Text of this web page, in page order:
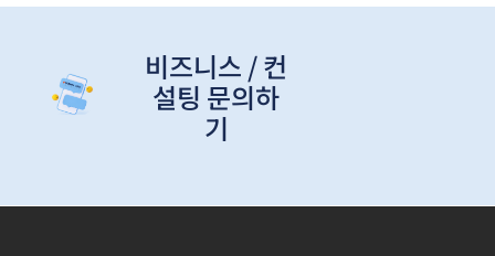
비즈니스 / 컨
설팅 문의하
기